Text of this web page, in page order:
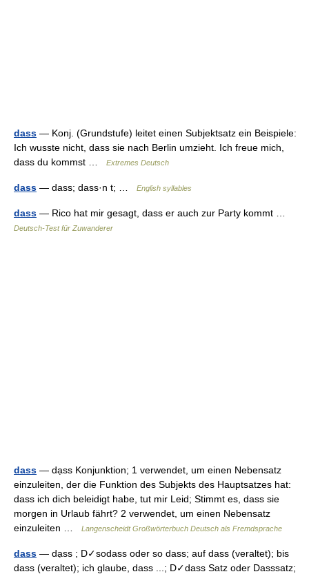
dass — Konj. (Grundstufe) leitet einen Subjektsatz ein Beispiele:
Ich wusste nicht, dass sie nach Berlin umzieht. Ich freue mich,
dass du kommst …
Extremes Deutsch
dass — dass; dass·n t; … English syllables
dass — Rico hat mir gesagt, dass er auch zur Party kommt …
Deutsch-Test für Zuwanderer
dass — dạss Konjunktion; 1 verwendet, um einen Nebensatz
einzuleiten, der die Funktion des Subjekts des Hauptsatzes hat:
dass ich dich beleidigt habe, tut mir Leid; Stimmt es, dass sie
morgen in Urlaub fährt? 2 verwendet, um einen Nebensatz
einzuleiten …
Langenscheidt Großwörterbuch Deutsch als Fremdsprache
dass — dạss ; D✓sodass oder so dass; auf dass (veraltet); bis
dass (veraltet); ich glaube, dass ...; D✓dass Satz oder Dasssatz;